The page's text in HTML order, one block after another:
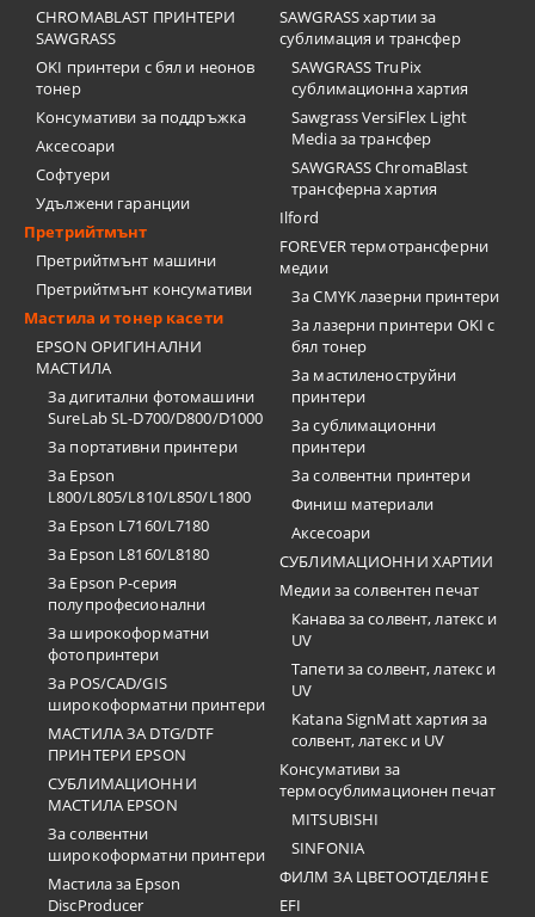
CHROMABLAST ПРИНТЕРИ
SAWGRASS
OKI принтери с бял и неонов
тонер
Консумативи за поддръжка
Аксесоари
Софтуери
Удължени гаранции
Претрийтмънт
Претрийтмънт машини
Претрийтмънт консумативи
Мастила и тонер касети
EPSON ОРИГИНАЛНИ
МАСТИЛА
За дигитални фотомашини
SureLab SL-D700/D800/D1000
За портативни принтери
За Epson
L800/L805/L810/L850/L1800
За Epson L7160/L7180
За Epson L8160/L8180
За Epson P-серия
полупрофесионални
За широкоформатни
фотопринтери
За POS/CAD/GIS
широкоформатни принтери
МАСТИЛА ЗА DTG/DTF
ПРИНТЕРИ EPSON
СУБЛИМАЦИОННИ
МАСТИЛА EPSON
За солвентни
широкоформатни принтери
Мастила за Epson
DiscProducer
SAWGRASS хартии за
сублимация и трансфер
SAWGRASS TruPix
сублимационна хартия
Sawgrass VersiFlex Light
Media за трансфер
SAWGRASS ChromaBlast
трансферна хартия
Ilford
FOREVER термотрансферни
медии
За CMYK лазерни принтери
За лазерни принтери OKI с
бял тонер
За мастиленоструйни
принтери
За сублимационни
принтери
За солвентни принтери
Финиш материали
Аксесоари
СУБЛИМАЦИОННИ ХАРТИИ
Медии за солвентен печат
Канава за солвент, латекс и
UV
Тапети за солвент, латекс и
UV
Katana SignMatt хартия за
солвент, латекс и UV
Консумативи за
термосублимационен печат
MITSUBISHI
SINFONIA
ФИЛМ ЗА ЦВЕТООТДЕЛЯНЕ
EFI